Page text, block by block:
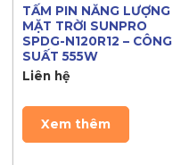
TẤM PIN NĂNG LƯỢNG
MẶT TRỜI SUNPRO
SPDG-N120R12 – CÔNG
SUẤT 555W
Liên hệ
Xem thêm